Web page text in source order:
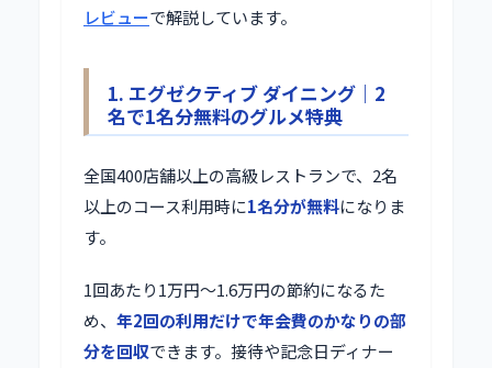
レビューで解説しています。
1. エグゼクティブ ダイニング｜2
名で1名分無料のグルメ特典
全国400店舗以上の高級レストランで、2名
以上のコース利用時に1名分が無料になりま
す。
1回あたり1万円〜1.6万円の節約になるた
め、 年2回の利用だけで年会費のかなりの部
分を回収できます。接待や記念日ディナー